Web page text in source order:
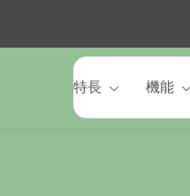
特長 機能